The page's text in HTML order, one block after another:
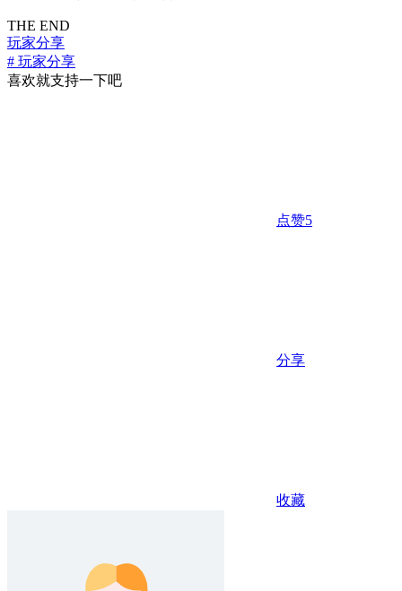
THE END
玩家分享
# 玩家分享
喜欢就支持一下吧
点赞5
分享
收藏